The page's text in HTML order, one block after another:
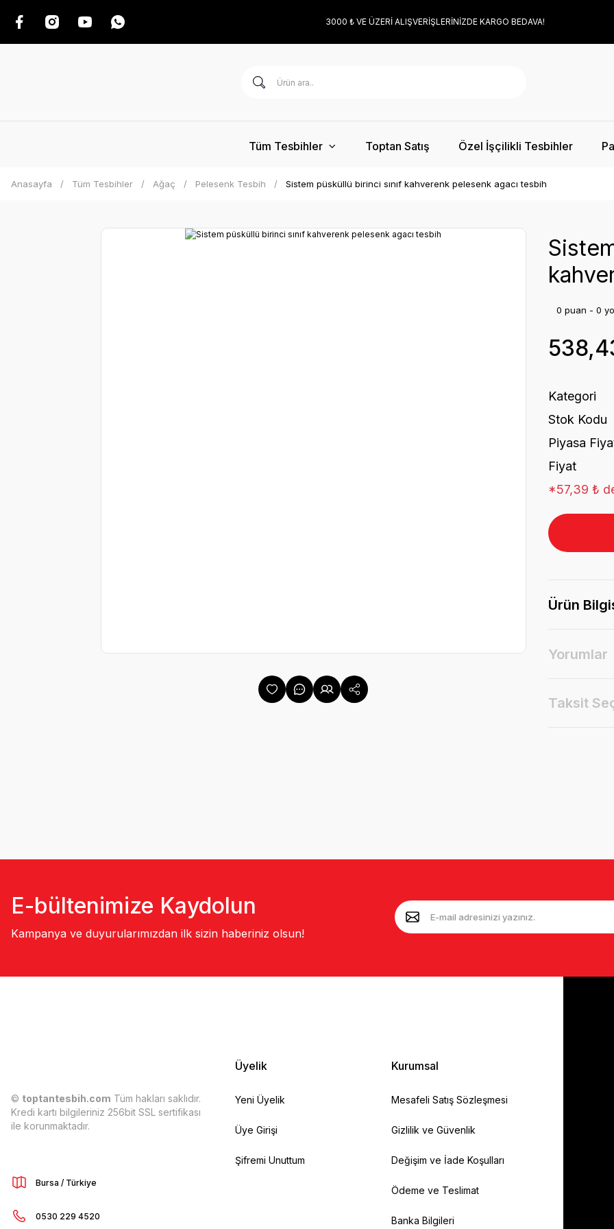
3000 ₺ VE ÜZERİ ALIŞVERİŞLERİNİZDE KARGO BEDAVA!
Tüm Tesbihler Toptan Satış Özel İşçilikli Tesbihler
Anasayfa Tüm Tesbihler Ağaç Pelesenk Tesbih Sistem püsküllü birinci sınıf kahverenk pelesenk agacı tesbih
0 puan - 0
Kategori
Stok Kodu
Piyasa
Fiyat
*57,39 ₺
Ürün
Yorumlar
Taksit
E-bültenimize Kaydolun
Kampanya ve duyurularımızdan ilk sizin haberiniz olsun!
© toptantesbih.com Tüm hakları saklıdır.
Kredi kartı bilgileriniz 256bit SSL sertifikası
ile korunmaktadır.
Bursa / Türkiye
0530 229 4520
Üyelik
Yeni Üyelik
Üye Girişi
Şifremi Unuttum
Kurumsal
Mesafeli Satış Sözleşmesi
Gizlilik ve Güvenlik
Değişim ve İade Koşulları
Ödeme ve Teslimat
Banka Bilgileri